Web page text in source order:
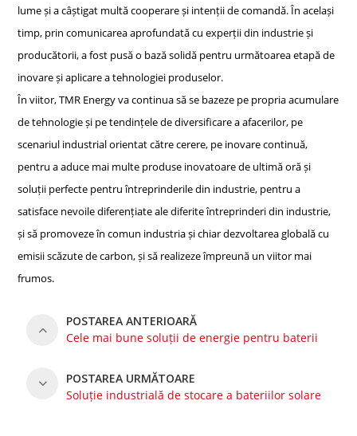
lume și a câștigat multă cooperare și intenții de comandă. În același
timp, prin comunicarea aprofundată cu experții din industrie și
producătorii, a fost pusă o bază solidă pentru următoarea etapă de
inovare și aplicare a tehnologiei produselor.
În viitor, TMR Energy va continua să se bazeze pe propria acumulare
de tehnologie și pe tendințele de diversificare a afacerilor, pe
scenariul industrial orientat către cerere, pe inovare continuă,
pentru a aduce mai multe produse inovatoare de ultimă oră și
soluții perfecte pentru întreprinderile din industrie, pentru a
satisface nevoile diferențiate ale diferite întreprinderi din industrie,
și să promoveze în comun industria și chiar dezvoltarea globală cu
emisii scăzute de carbon, și să realizeze împreună un viitor mai
frumos.
POSTAREA ANTERIOARĂ
Cele mai bune soluții de energie pentru baterii
POSTAREA URMĂTOARE
Soluție industrială de stocare a bateriilor solare